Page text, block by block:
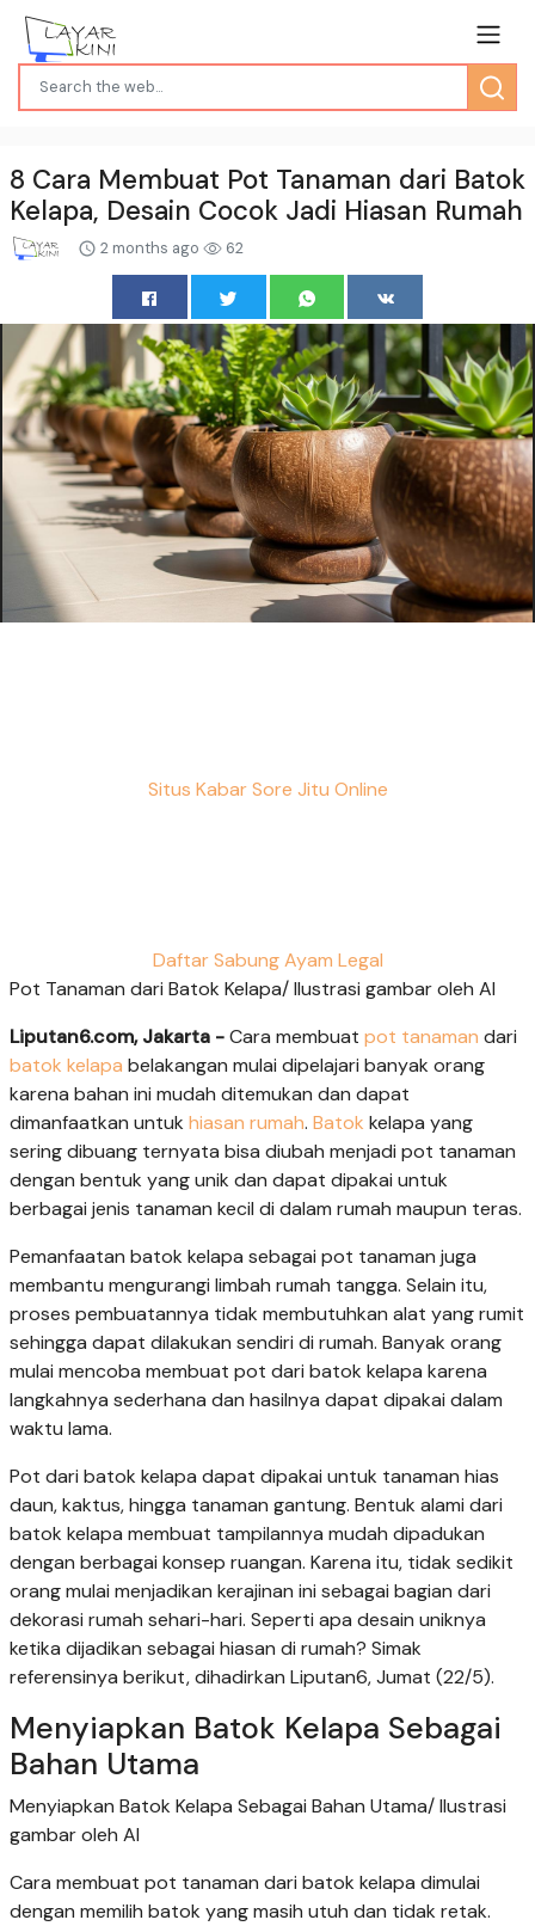
8 Cara Membuat Pot Tanaman dari Batok
Kelapa, Desain Cocok Jadi Hiasan Rumah
2 months ago 62
Situs Kabar Sore Jitu Online
Daftar Sabung Ayam Legal
Pot Tanaman dari Batok Kelapa/ Ilustrasi gambar oleh AI
Liputan6.com, Jakarta -Cara membuat pot tanaman dari
batok kelapa belakangan mulai dipelajari banyak orang
karena bahan ini mudah ditemukan dan dapat
dimanfaatkan untuk hiasan rumah. Batok kelapa yang
sering dibuang ternyata bisa diubah menjadi pot tanaman
dengan bentuk yang unik dan dapat dipakai untuk
berbagai jenis tanaman kecil di dalam rumah maupun teras.
Pemanfaatan batok kelapa sebagai pot tanaman juga
membantu mengurangi limbah rumah tangga. Selain itu,
proses pembuatannya tidak membutuhkan alat yang rumit
sehingga dapat dilakukan sendiri di rumah. Banyak orang
mulai mencoba membuat pot dari batok kelapa karena
langkahnya sederhana dan hasilnya dapat dipakai dalam
waktu lama.
Pot dari batok kelapa dapat dipakai untuk tanaman hias
daun, kaktus, hingga tanaman gantung. Bentuk alami dari
batok kelapa membuat tampilannya mudah dipadukan
dengan berbagai konsep ruangan. Karena itu, tidak sedikit
orang mulai menjadikan kerajinan ini sebagai bagian dari
dekorasi rumah sehari-hari. Seperti apa desain uniknya
ketika dijadikan sebagai hiasan di rumah? Simak
referensinya berikut, dihadirkan Liputan6, Jumat (22/5).
Menyiapkan Batok Kelapa Sebagai
Bahan Utama
Menyiapkan Batok Kelapa Sebagai Bahan Utama/ Ilustrasi
gambar oleh AI
Cara membuat pot tanaman dari batok kelapa dimulai
dengan memilih batok yang masih utuh dan tidak retak.